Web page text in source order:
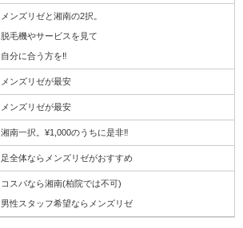
メンズリゼと湘南の2択。
脱毛機やサービスを見て
自分に合う方を‼︎
メンズリゼが最安
メンズリゼが最安
湘南一択。¥1,000のうちに是非‼︎
足全体ならメンズリゼがおすすめ
コスパなら湘南(柏院では不可)
男性スタッフ希望ならメンズリゼ